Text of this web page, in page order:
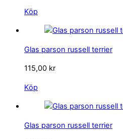
Köp
Glas parson russell terrier
115,00 kr
Köp
Glas parson russell terrier